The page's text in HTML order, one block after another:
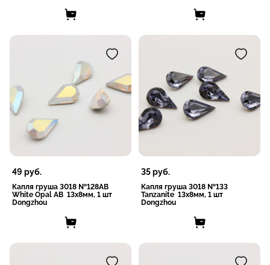
49 руб.
Капля груша 3018 №128AB
White Opal AB 13х8мм, 1 шт
Dongzhou
35руб.
Капля груша 3018 №133
Tanzanite 13х8мм, 1 шт
Dongzhou